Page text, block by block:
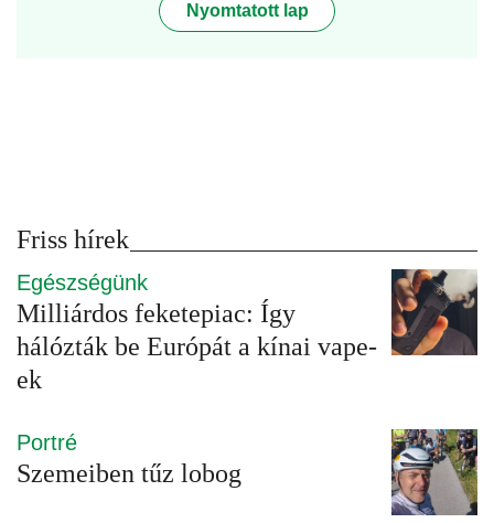
Nyomtatott lap
Friss hírek
Egészségünk
Milliárdos feketepiac: Így
hálózták be Európát a kínai vape-
ek
Portré
Szemeiben tűz lobog